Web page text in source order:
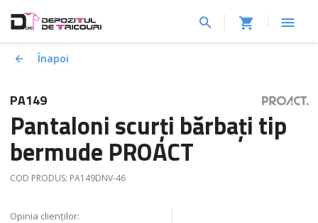
Înapoi
PA149
Pantaloni scurți bărbați tip
bermude PROACT
COD PRODUS: PA149DNV-46
Opinia clienților: